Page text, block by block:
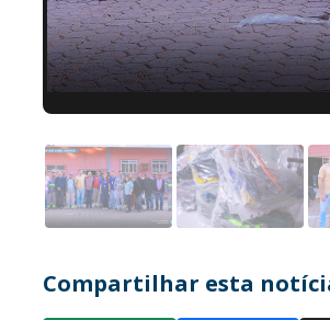
Compartilhar esta